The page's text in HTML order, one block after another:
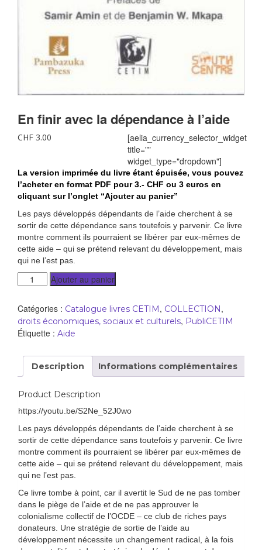
En finir avec la dépendance à l’aide
[aelia_currency_selector_widget
title=""
widget_type="dropdown"]
CHF 3.00
La version imprimée du livre étant épuisée, vous pouvez
l’acheter en format PDF pour 3.- CHF ou 3 euros en
cliquant sur l’onglet “Ajouter au panier”
Les pays développés dépendants de l’aide cherchent à se
sortir de cette dépendance sans toutefois y parvenir. Ce livre
montre comment ils pourraient se libérer par eux-mêmes de
cette aide – qui se prétend relevant du développement, mais
qui ne l’est pas.
Ajouter au panier
Catégories : Catalogue livres CETIM, COLLECTION,
droits économiques, sociaux et culturels, PubliCETIM
Étiquette : Aide
Description Informations complémentaires
Product Description
https://youtu.be/S2Ne_52J0wo
Les pays développés dépendants de l’aide cherchent à se
sortir de cette dépendance sans toutefois y parvenir. Ce livre
montre comment ils pourraient se libérer par eux-mêmes de
cette aide – qui se prétend relevant du développement, mais
qui ne l’est pas.
Ce livre tombe à point, car il avertit le Sud de ne pas tomber
dans le piège de l’aide et de ne pas approuver le
colonialisme collectif de l’OCDE – ce club de riches pays
donateurs. Une stratégie de sortie de l’aide au
développement nécessite un changement radical, à la fois